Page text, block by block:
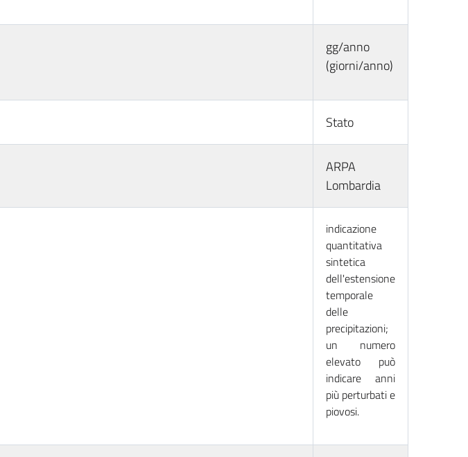
gg/anno
(giorni/anno)
Stato
ARPA
Lombardia
indicazione
quantitativa
sintetica
dell'estensione
temporale
delle
precipitazioni;
un numero
elevato può
indicare anni
più perturbati e
piovosi.